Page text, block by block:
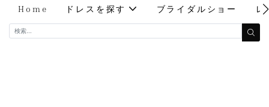
Home ドレスを探す ブライダルショー レ